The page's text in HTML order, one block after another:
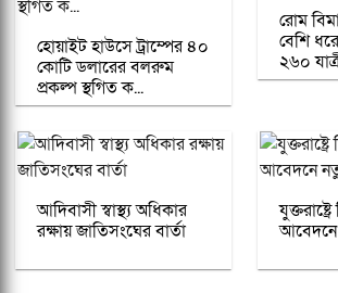
হোয়াইট হাউসে ট্রাম্পের ৪০
কোটি ডলারের বলরুম
প্রকল্প স্থগিত ক...
রোম
বেশি
২৬০
আদিবাসী স্বাস্থ্য অধিকার
রক্ষায় জাতিসংঘের বার্তা